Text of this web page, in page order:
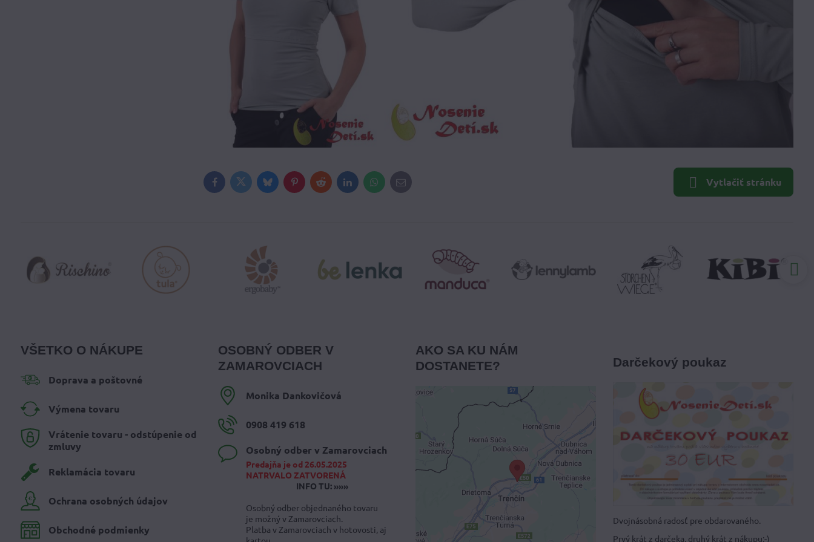
FacebookTwitterBlueskyPinterestRedditLinkedInWhatsApp
E-
mail
Vytlačiť stránku
VŠETKO O NÁKUPE
Doprava a poštovné
Výmena tovaru
Vrátenie tovaru - odstúpenie od
zmluvy
Reklamácia tovaru
Ochrana osobných údajov
Obchodné podmienky
OSOBNÝ ODBER V
ZAMAROVCIACH
Monika Dankovičová
0908 419 618
Osobný odber v Zamarovciach
Predajňa je od 26.05.2025
NATRVALO ZATVORENÁ
INFO TU: »»»
Osobný odber objednaného tovaru
je možný v Zamarovciach.
Platba v Zamarovciach v hotovosti, aj
AKO SA KU NÁM
DOSTANETE?
Externý obsah je
blokovaný Voľbami
súkromia
Prajete si načítať externý obsah?
Povoliť a zapamätať - súhlas s
Darčekový poukaz
Dvojnásobná radosť pre obdarovaného.
Prvý krát z darčeka, druhý krát z nákupu:-)